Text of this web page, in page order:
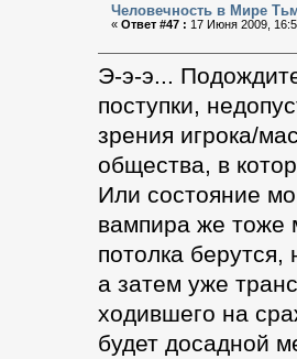
Человечность в Мире
«Ответ #47 : 17 Июня 2009,
Э-э-э...
поступки,
зрения игрока/
общества, в
Или состояние
вампира же тоже
потолка
а затем уже
ходившего на
будет досадной